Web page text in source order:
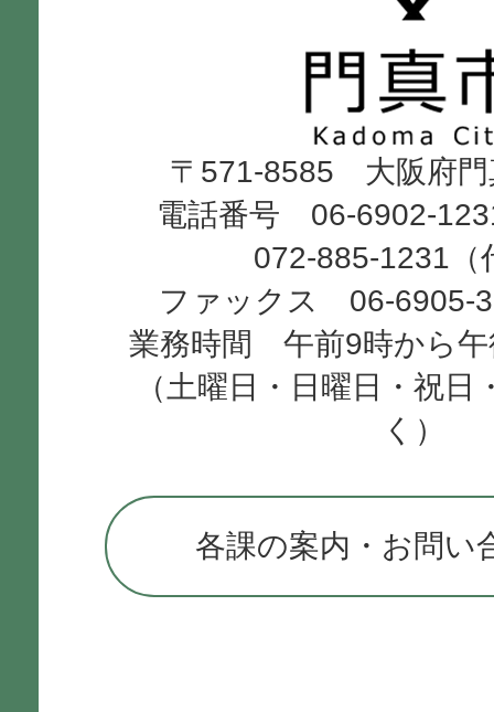
市
Kadoma
City
〒571-8585 大阪府門
電話番号 06-6902-
072-885-1231（
ファックス 06-6905-
業務時間 午前9時から午
（土曜日・日曜日・祝日
く）
各課の案内・お問い